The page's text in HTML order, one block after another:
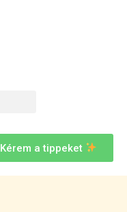
Kérem a tippeket